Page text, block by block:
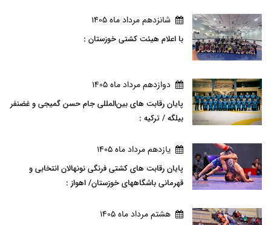
شانزدهم مرداد ماه 1405
با اعلام هیئت کشتی خوزستان :
دوازدهم مرداد ماه 1405
پایان رقابت های بین‌المللی جام حسن گمیجی و غضنفر
بیلگه / ترکیه :
يازدهم مرداد ماه 1405
پایان رقابت های کشتی فرنگی نونهالان انتخابی و
قهرمانی باشگاههای خوزستان/ اهواز :
هشتم مرداد ماه 1405